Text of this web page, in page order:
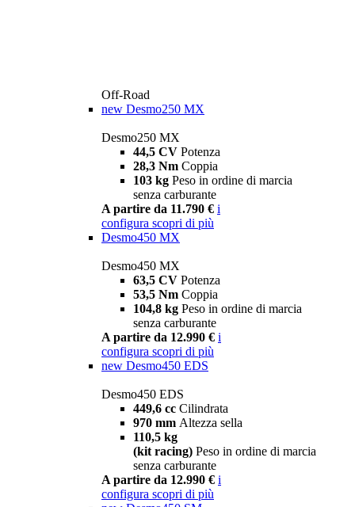
Off-Road
new Desmo250 MX
Desmo250 MX
44,5 CV Potenza
28,3 Nm Coppia
103 kg Peso in ordine di marcia
senza carburante
A partire da 11.790 € i
configura scopri di più
Desmo450 MX
Desmo450 MX
63,5 CV Potenza
53,5 Nm Coppia
104,8 kg Peso in ordine di marcia
senza carburante
A partire da 12.990 € i
configura scopri di più
new Desmo450 EDS
Desmo450 EDS
449,6 cc Cilindrata
970 mm Altezza sella
110,5 kg
(kit racing) Peso in ordine di marcia
senza carburante
A partire da 12.990 € i
configura scopri di più